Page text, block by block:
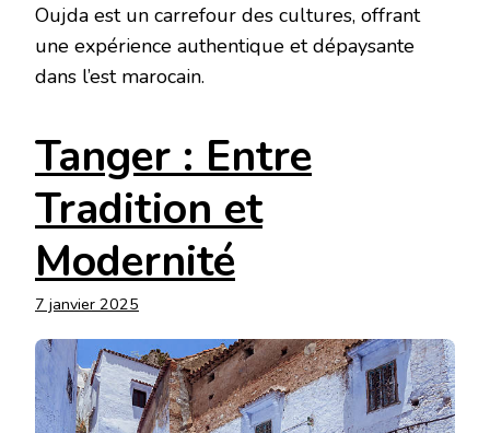
Oujda est un carrefour des cultures, offrant
une expérience authentique et dépaysante
dans l’est marocain.
Tanger : Entre
Tradition et
Modernité
7 janvier 2025